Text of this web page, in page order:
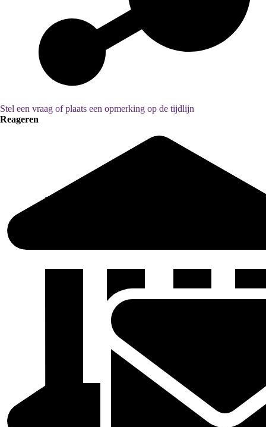
Stel een vraag of plaats een opmerking op de tijdlijn
Reageren